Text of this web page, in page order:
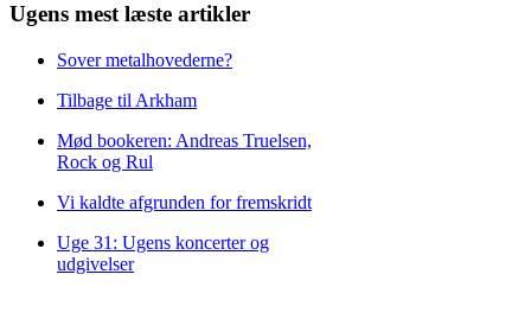
Ugens mest læste artikler
Sover metalhovederne?
Tilbage til Arkham
Mød bookeren: Andreas Truelsen,
Rock og Rul
Vi kaldte afgrunden for fremskridt
Uge 31: Ugens koncerter og
udgivelser